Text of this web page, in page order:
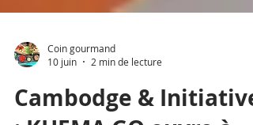
Coin gourmand
10 juin
2 min de lecture